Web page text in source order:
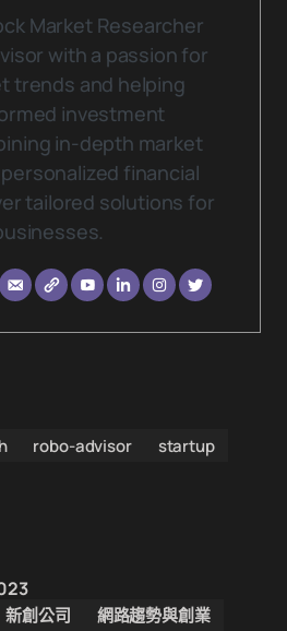
Market Researcher
with a passion for
trends and helping
investment
in-depth market
financial
tailored solutions for
robo-advisor
startup
新創公司 網路趨勢與創業